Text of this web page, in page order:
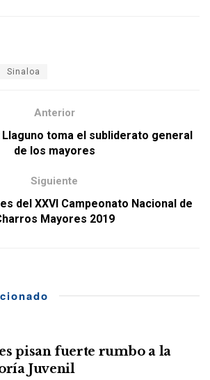
Sinaloa
Anterior
toma el subliderato general
de los mayores
Siguiente
del XXVI Campeonato Nacional de
Mayores 2019
pisan fuerte rumbo a la
Juvenil